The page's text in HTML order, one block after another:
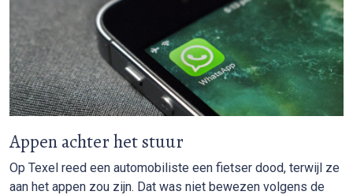
Appen achter het stuur
Op Texel reed een automobiliste een fietser dood, terwijl ze
aan het appen zou zijn. Dat was niet bewezen volgens de